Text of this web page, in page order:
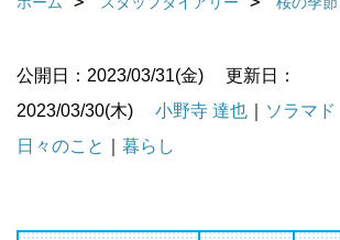
公開日：2023/03/31(金)
更新日：
2023/03/30(木)
小野寺 達也 ソラマド
日々のこと
暮らし